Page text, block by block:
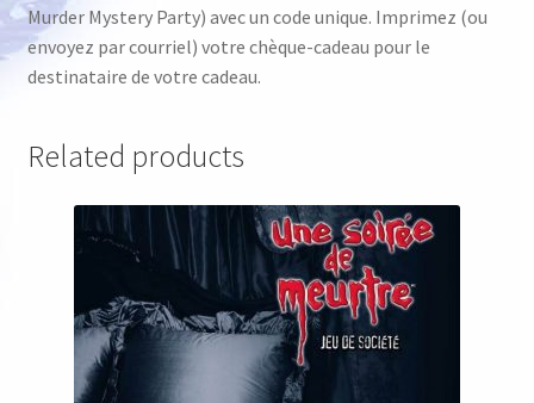
Murder Mystery Party) avec un code unique. Imprimez (ou
envoyez par courriel) votre chèque-cadeau pour le
destinataire de votre cadeau.
Related products